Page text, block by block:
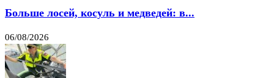
Больше лосей, косуль и медведей: в...
06/08/2026